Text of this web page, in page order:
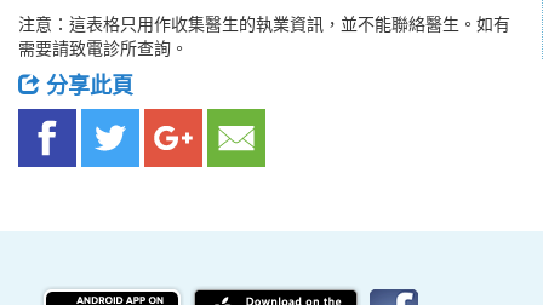
注意：這表格只用作收集醫生的執業資訊，並不能聯絡醫生。如有
需要請致電診所查詢。
分享此頁